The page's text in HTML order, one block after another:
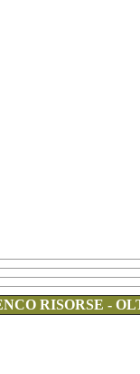
RISORSE -